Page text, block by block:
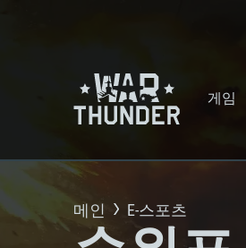
게임
메인 E-스포츠